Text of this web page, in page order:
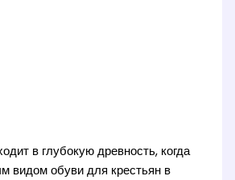
в глубокую древность, когда
видом обуви для крестьян в